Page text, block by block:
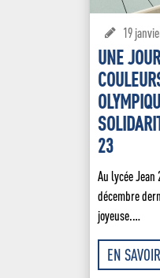
19
UNE
23
Au lycée Jean
décembre
joyeuse.…
EN